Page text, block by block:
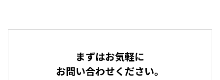
まずはお気軽に
お問い合わせください。